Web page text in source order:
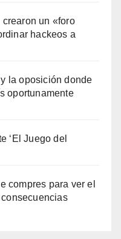
crearon un «foro
hackeos a
la oposición donde
oportunamente
‘El Juego del
compres para ver el